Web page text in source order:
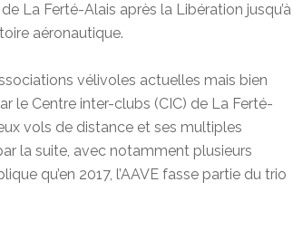
La Ferté-Alais après la Libération jusqu’à
aéronautique.
vélivoles actuelles mais bien
le Centre inter-clubs (CIC) de La Ferté-
vols de distance et ses multiples
la suite, avec notamment plusieurs
qu’en 2017, l’AAVE fasse partie du trio